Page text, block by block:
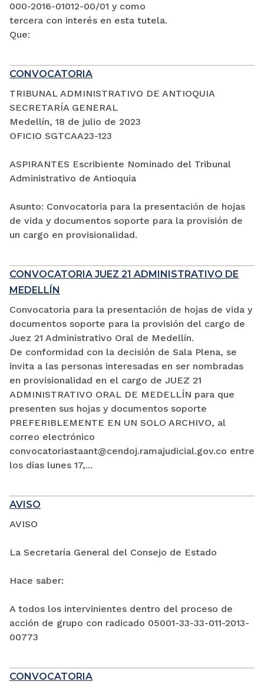
000-2016-01012-00/01 y como
tercera con interés en esta tutela.
Que:
CONVOCATORIA
TRIBUNAL ADMINISTRATIVO DE ANTIOQUIA
SECRETARÍA GENERAL
Medellín, 18 de julio de 2023
OFICIO SGTCAA23-123
ASPIRANTES Escribiente Nominado del Tribunal
Administrativo de Antioquia
Asunto: Convocatoria para la presentación de hojas
de vida y documentos soporte para la provisión de
un cargo en provisionalidad.
CONVOCATORIA JUEZ 21 ADMINISTRATIVO DE
MEDELLÍN
Convocatoria para la presentación de hojas de vida y
documentos soporte para la provisión del cargo de
Juez 21 Administrativo Oral de Medellín.
De conformidad con la decisión de Sala Plena, se
invita a las personas interesadas en ser nombradas
en provisionalidad en el cargo de JUEZ 21
ADMINISTRATIVO ORAL DE MEDELLÍN para que
presenten sus hojas y documentos soporte
PREFERIBLEMENTE EN UN SOLO ARCHIVO, al
correo electrónico
convocatoriastaant@cendoj.ramajudicial.gov.co entre
los días lunes 17,...
AVISO
AVISO
La Secretaría General del Consejo de Estado
Hace saber:
A todos los intervinientes dentro del proceso de
acción de grupo con radicado 05001-33-33-011-2013-
00773
CONVOCATORIA